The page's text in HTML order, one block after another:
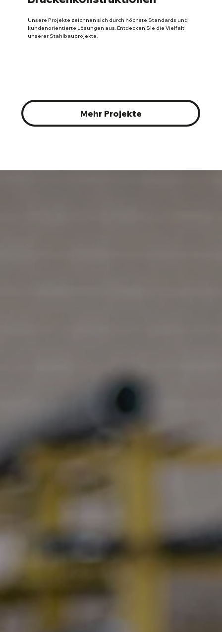
Unsere Projekte zeichnen sich durch höchste Standards und
kundenorientierte Lösungen aus. Entdecken Sie die Vielfalt
unserer Stahlbauprojekte.
Mehr Projekte